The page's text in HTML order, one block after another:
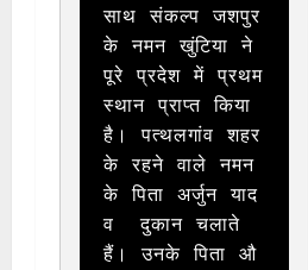
साथ संकल्प जशपुर
के नमन खुंटिया ने
पूरे प्रदेश में प्रथम
स्थान प्राप्त किया
है। पत्थलगांव शहर
के रहने वाले नमन
के पिता अर्जुन याद
व  दुकान चलाते
हैं। उनके पिता औ